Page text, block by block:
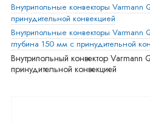
Внутрипольные конвекторы
принудительной конвекцией
Внутрипольные конвекторы
глубина 150 мм с принудительной
Внутрипольный конвектор
принудительной конвекцией